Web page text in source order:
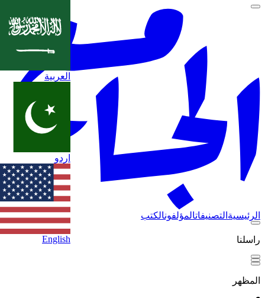
الرئيسية التصنيفاتالمؤلفونالكتب
راسلنا
العربية
اردو
English
المظهر